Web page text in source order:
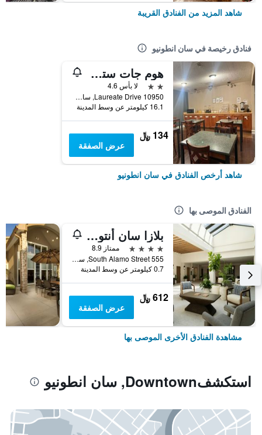
شاهد المزيد من الفنادق القريبة
فنادق رخيصة في سان انطونيو
هوم جات ستوديوز آند سويتس سان أنتونيو ميديكال سنتر
2 نجمتين
لا بأس 4.6
10950 Laureate Drive, سان انطونيو, TX, الولايات المتحدة الأميريكية
16.1 كيلومتر عن وسط المدينة
134 ﷼
عرض الصفقة
شاهد أرخص الفنادق في سان انطونيو
الفنادق الموصى بها
بلازا سان أنتونيو هوتل آند سبا، أوتوجراف كوليكشن
4 نجوم
ممتاز 8.9
555 South Alamo Street, سان انطونيو, TX, الولايات المتحدة الأميريكية
0.7 كيلومتر عن وسط المدينة
612 ﷼
عرض الصفقة
مشاهدة الفنادق الأخرى الموصى بها
استكشفDowntown, سان انطونيو